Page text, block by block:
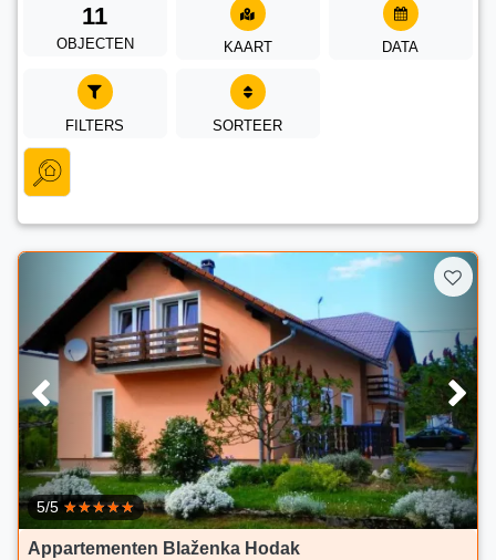
11
OBJECTEN KAART DATA
FILTERS SORTEER
5/5
Appartementen Blaženka Hodak